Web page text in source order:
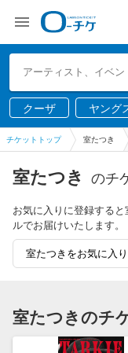
クーザ
ヤング
ー
チケットトップ 室たつき
室たつき のチ
お気に入りに登録する
ルでお届けいたします。
室たつきをお気に入
室たつきのチ